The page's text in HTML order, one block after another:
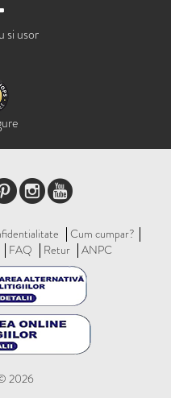
si usor
Cum cumpar?
FAQ Retur ANPC
2026